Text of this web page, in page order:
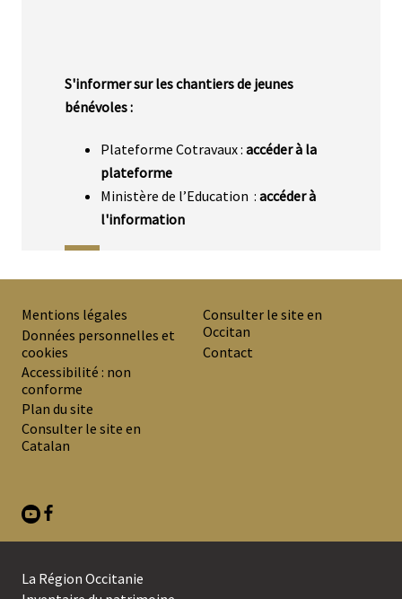
S'informer sur les chantiers de jeunes
bénévoles :
Plateforme Cotravaux : accéder à la
plateforme
Ministère de l’Education : accéder à
l'information
PREMIER
MENU
DE
BAS
DE
Mentions légales
Données personnelles et
cookies
Accessibilité : non
conforme
Plan du site
Consulter le site en
Catalan
Consulter le site en
Occitan
Contact
La Région Occitanie